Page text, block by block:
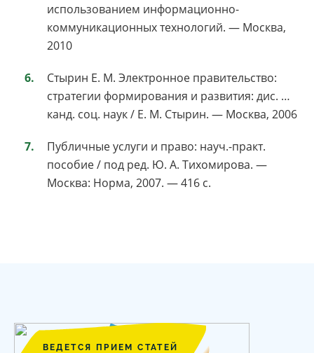
использованием информационно-
коммуникационных технологий. — Москва,
2010
Стырин Е. М. Электронное правительство:
стратегии формирования и развития: дис. …
канд. соц. наук / Е. М. Стырин. — Москва, 2006
Публичные услуги и право: науч.-практ.
пособие / под ред. Ю. А. Тихомирова. —
Москва: Норма, 2007. — 416 с.
ВЕДЕТСЯ ПРИЕМ СТАТЕЙ